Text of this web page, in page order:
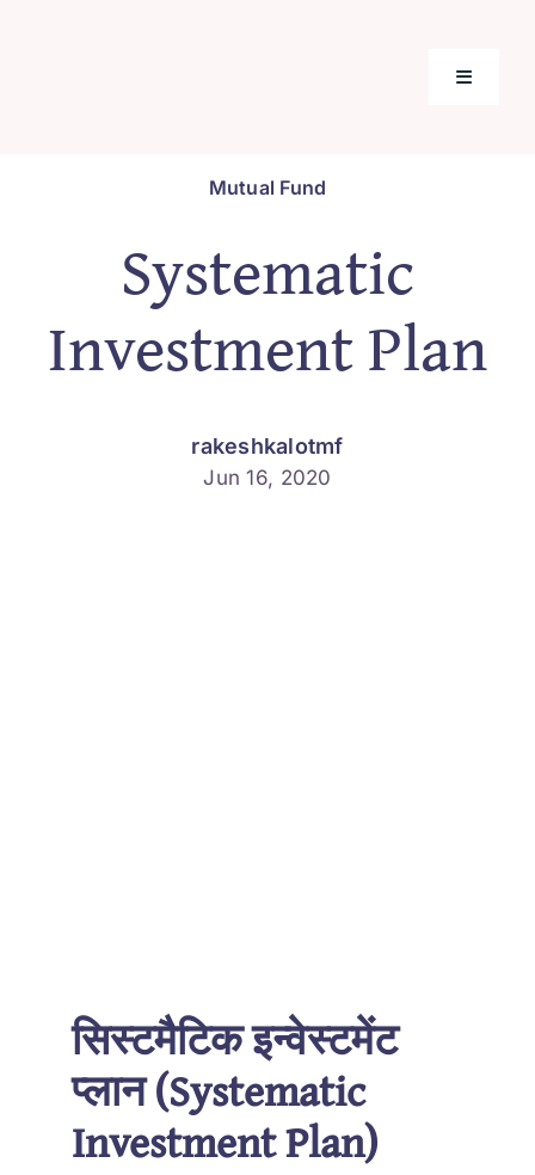
Toggle
Mutual Fund
Systematic
Investment Plan
rakeshkalotmf
Jun 16, 2020
सिस्टमैटिक इन्वेस्टमेंट
प्लान (Systematic
Investment Plan)